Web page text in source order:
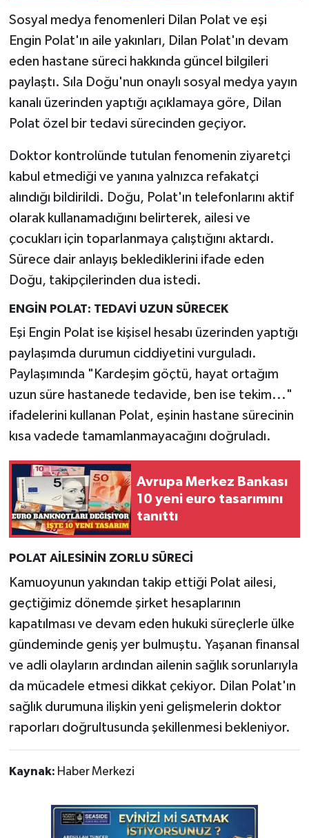
Sosyal medya fenomenleri Dilan Polat ve eşi
Engin Polat'ın aile yakınları, Dilan Polat'ın devam
eden hastane süreci hakkında güncel bilgileri
paylaştı. Sıla Doğu'nun onaylı sosyal medya yayın
kanalı üzerinden yaptığı açıklamaya göre, Dilan
Polat özel bir tedavi sürecinden geçiyor.
Doktor kontrolünde tutulan fenomenin ziyaretçi
kabul etmediği ve yanına yalnızca refakatçi
alındığı bildirildi. Doğu, Polat'ın telefonlarını aktif
olarak kullanamadığını belirterek, ailesi ve
çocukları için toparlanmaya çalıştığını aktardı.
Sürece dair anlayış beklediklerini ifade eden
Doğu, takipçilerinden dua istedi.
ENGİN POLAT: TEDAVİ UZUN SÜRECEK
Eşi Engin Polat ise kişisel hesabı üzerinden yaptığı
paylaşımda durumun ciddiyetini vurguladı.
Paylaşımında "Kardeşim göçtü, hayat ortağım
uzun süre hastanede tedavide, ben ise tekim..."
ifadelerini kullanan Polat, eşinin hastane sürecinin
kısa vadede tamamlanmayacağını doğruladı.
Avrupa Merkez Bankası
10 yeni euro tasarımını
tanıttı
POLAT AİLESİNİN ZORLU SÜRECİ
Kamuoyunun yakından takip ettiği Polat ailesi,
geçtiğimiz dönemde şirket hesaplarının
kapatılması ve devam eden hukuki süreçlerle ülke
gündeminde geniş yer bulmuştu. Yaşanan finansal
ve adli olayların ardından ailenin sağlık sorunlarıyla
da mücadele etmesi dikkat çekiyor. Dilan Polat'ın
sağlık durumuna ilişkin yeni gelişmelerin doktor
raporları doğrultusunda şekillenmesi bekleniyor.
Kaynak: Haber Merkezi